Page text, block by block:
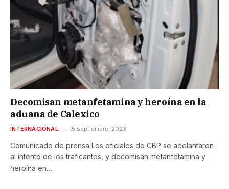
Decomisan metanfetamina y heroína en la
aduana de Calexico
INTERNACIONAL 15 septiembre, 2023
Comunicado de prensa Los oficiales de CBP se adelantaron
al intento de los traficantes, y decomisan metanfetamina y
heroína en…